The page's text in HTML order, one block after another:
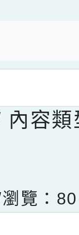
容會更
容類
覽：80